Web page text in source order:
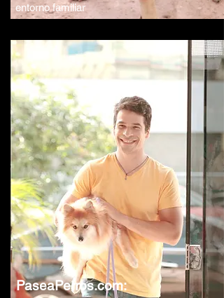
entorno familiar
PaseaPerros.com: